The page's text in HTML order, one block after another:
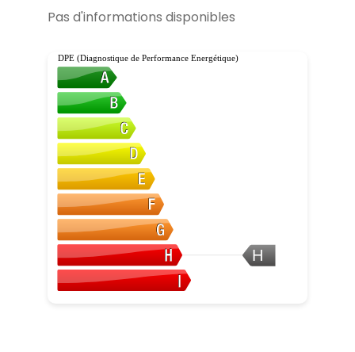
Pas d'informations disponibles
H
DPE (Diagnostique de Performance Energétique)